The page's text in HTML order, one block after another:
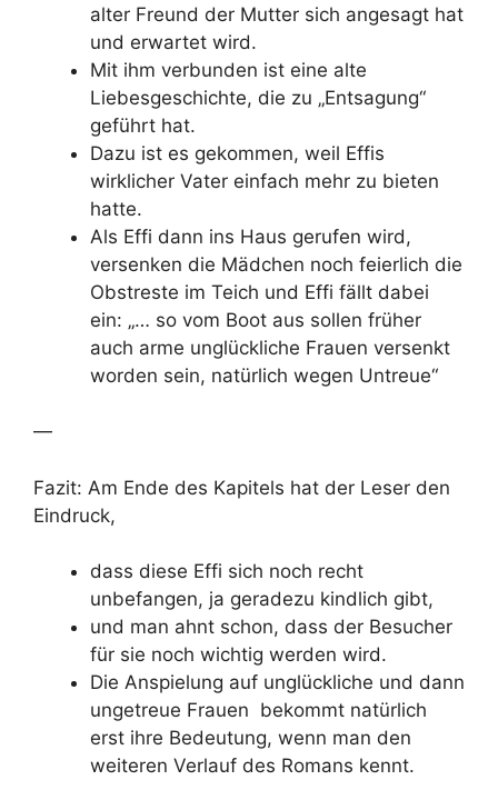
alter Freund der Mutter sich angesagt hat
und erwartet wird.
Mit ihm verbunden ist eine alte
Liebesgeschichte, die zu „Entsagung“
geführt hat.
Dazu ist es gekommen, weil Effis
wirklicher Vater einfach mehr zu bieten
hatte.
Als Effi dann ins Haus gerufen wird,
versenken die Mädchen noch feierlich die
Obstreste im Teich und Effi fällt dabei
ein: „… so vom Boot aus sollen früher
auch arme unglückliche Frauen versenkt
worden sein, natürlich wegen Untreue“
—
Fazit: Am Ende des Kapitels hat der Leser den
Eindruck,
dass diese Effi sich noch recht
unbefangen, ja geradezu kindlich gibt,
und man ahnt schon, dass der Besucher
für sie noch wichtig werden wird.
Die Anspielung auf unglückliche und dann
ungetreue Frauen bekommt natürlich
erst ihre Bedeutung, wenn man den
weiteren Verlauf des Romans kennt.